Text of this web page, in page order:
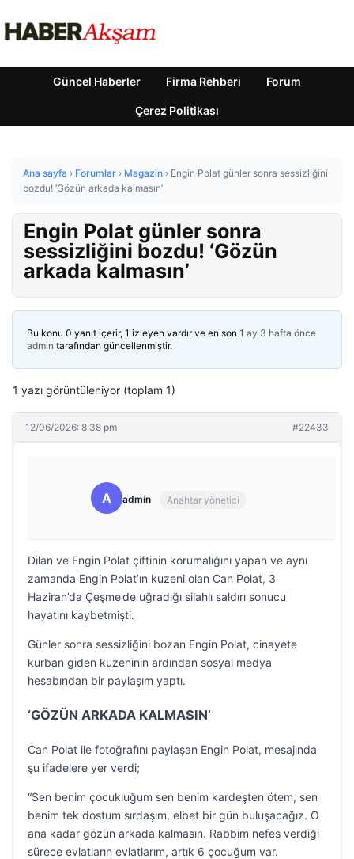
Güncel Haberler Firma Rehberi Forum
Çerez Politikası
Ana sayfa › Forumlar › Magazin › Engin Polat günler sonra sessizliğini
bozdu! ‘Gözün arkada kalmasın’
Engin Polat günler sonra
sessizliğini bozdu! ‘Gözün
arkada kalmasın’
Bu konu 0 yanıt içerir, 1 izleyen vardır ve en son 1 ay 3 hafta önce
admin tarafından güncellenmiştir.
1 yazı görüntüleniyor (toplam 1)
12/06/2026: 8:38 pm #22433
A admin Anahtar yönetici
Dilan ve Engin Polat çiftinin korumalığını yapan ve aynı
zamanda Engin Polat’ın kuzeni olan Can Polat, 3
Haziran’da Çeşme’de uğradığı silahlı saldırı sonucu
hayatını kaybetmişti.
Günler sonra sessizliğini bozan Engin Polat, cinayete
kurban giden kuzeninin ardından sosyal medya
hesabından bir paylaşım yaptı.
‘GÖZÜN ARKADA KALMASIN’
Can Polat ile fotoğrafını paylaşan Engin Polat, mesajında
şu ifadelere yer verdi;
“Sen benim çocukluğum sen benim kardeşten ötem, sen
benim tek dostum sırdaşım, elbet bir gün buluşacağız. O
ana kadar gözün arkada kalmasın. Rabbim nefes verdiği
sürece evlatların evlatlarım, artık 6 çocuğum var.